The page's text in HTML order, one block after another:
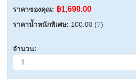
ราคาของคุณ: ฿1,690.00
ราคาน้ำหนักพิเศษ: 100.00 (?)
จำนวน: